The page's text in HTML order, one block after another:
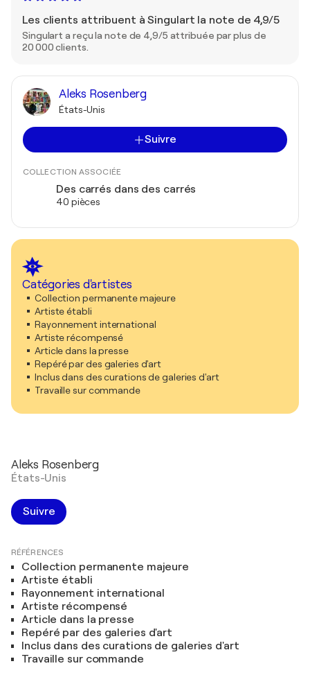
Les clients attribuent à Singulart la note de 4,9/5
Singulart a reçu la note de 4,9/5 attribuée par plus de
20 000 clients.
Aleks Rosenberg
États-Unis
Suivre
COLLECTION ASSOCIÉE
Des carrés dans des carrés
40 pièces
Catégories d'artistes
Collection permanente majeure
Artiste établi
Rayonnement international
Artiste récompensé
Article dans la presse
Repéré par des galeries d'art
Inclus dans des curations de galeries d'art
Travaille sur commande
Aleks Rosenberg
États-Unis
Suivre
RÉFÉRENCES
Collection permanente majeure
Artiste établi
Rayonnement international
Artiste récompensé
Article dans la presse
Repéré par des galeries d'art
Inclus dans des curations de galeries d'art
Travaille sur commande